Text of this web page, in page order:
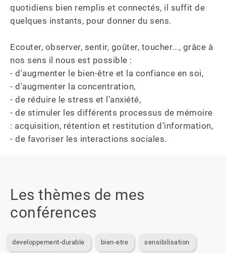
quotidiens bien remplis et connectés, il suffit de
quelques instants, pour donner du sens.
Ecouter, observer, sentir, goûter, toucher..., grâce à
nos sens il nous est possible :
- d'augmenter le bien-être et la confiance en soi,
- d'augmenter la concentration,
- de réduire le stress et l’anxiété,
- de stimuler les différents processus de mémoire
: acquisition, rétention et restitution d’information,
- de favoriser les interactions sociales.
Les thèmes de mes
conférences
developpement-durable bien-etre sensibilisation